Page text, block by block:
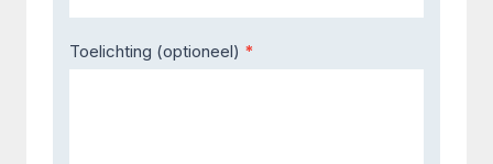
Toelichting (optioneel) *